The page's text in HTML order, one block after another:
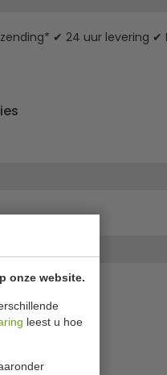
onze website.
leest u hoe
✔ 24 uur levering ✔